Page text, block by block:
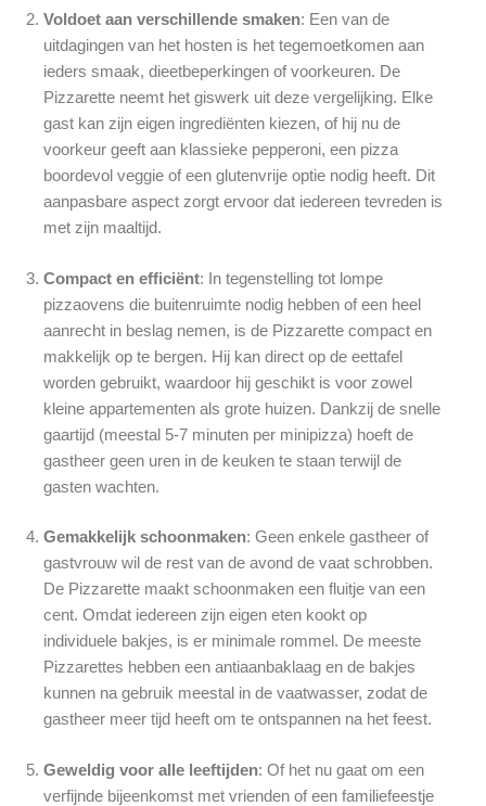
Voldoet aan verschillende smaken: Een van de
uitdagingen van het hosten is het tegemoetkomen aan
ieders smaak, dieetbeperkingen of voorkeuren. De
Pizzarette neemt het giswerk uit deze vergelijking. Elke
gast kan zijn eigen ingrediënten kiezen, of hij nu de
voorkeur geeft aan klassieke pepperoni, een pizza
boordevol veggie of een glutenvrije optie nodig heeft. Dit
aanpasbare aspect zorgt ervoor dat iedereen tevreden is
met zijn maaltijd.
Compact en efficiënt: In tegenstelling tot lompe
pizzaovens die buitenruimte nodig hebben of een heel
aanrecht in beslag nemen, is de Pizzarette compact en
makkelijk op te bergen. Hij kan direct op de eettafel
worden gebruikt, waardoor hij geschikt is voor zowel
kleine appartementen als grote huizen. Dankzij de snelle
gaartijd (meestal 5-7 minuten per minipizza) hoeft de
gastheer geen uren in de keuken te staan terwijl de
gasten wachten.
Gemakkelijk schoonmaken: Geen enkele gastheer of
gastvrouw wil de rest van de avond de vaat schrobben.
De Pizzarette maakt schoonmaken een fluitje van een
cent. Omdat iedereen zijn eigen eten kookt op
individuele bakjes, is er minimale rommel. De meeste
Pizzarettes hebben een antiaanbaklaag en de bakjes
kunnen na gebruik meestal in de vaatwasser, zodat de
gastheer meer tijd heeft om te ontspannen na het feest.
Geweldig voor alle leeftijden: Of het nu gaat om een
verfijnde bijeenkomst met vrienden of een familiefeestje